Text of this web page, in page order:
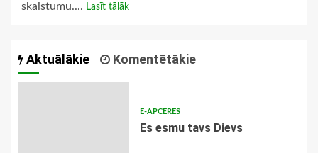
skaistumu.... Lasīt tālāk
Aktuālākie Komentētākie
E-APCERES
Es esmu tavs Dievs